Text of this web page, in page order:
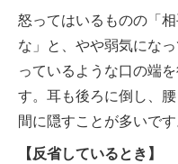
怒ってはいるものの「
な」と、やや弱気にな
っているような口の端
す。耳も後ろに倒し、
間に隠すことが多いです
【反省しているとき】